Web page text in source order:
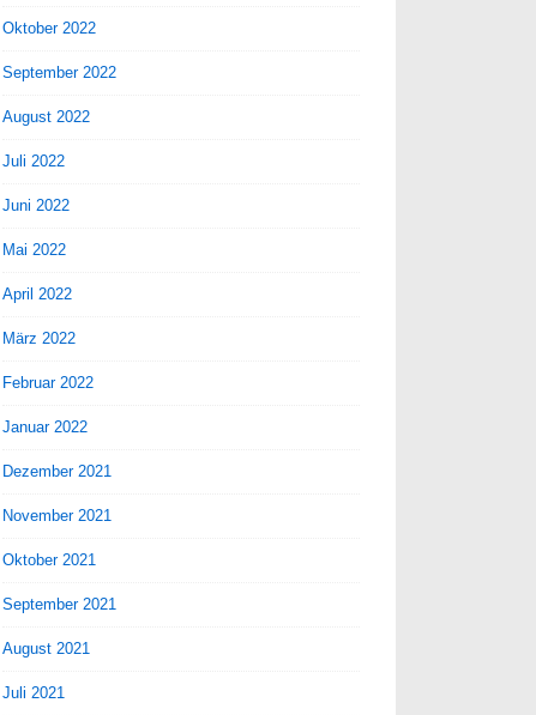
Oktober 2022
September 2022
August 2022
Juli 2022
Juni 2022
Mai 2022
April 2022
März 2022
Februar 2022
Januar 2022
Dezember 2021
November 2021
Oktober 2021
September 2021
August 2021
Juli 2021